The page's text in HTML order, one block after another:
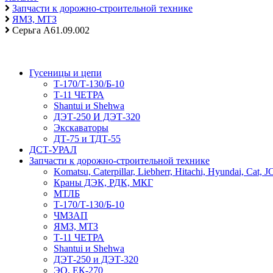
Запчасти к дорожно-строительной технике
ЯМЗ, МТЗ
Серьга А61.09.002
Гусеницы и цепи
Т-170/Т-130/Б-10
Т-11 ЧЕТРА
Shantui и Shehwa
ДЭТ-250 И ДЭТ-320
Экскаваторы
ДТ-75 и ТДТ-55
ДСТ-УРАЛ
Запчасти к дорожно-строительной технике
Komatsu, Caterpillar, Liebherr, Hitachi, Hyundai, Cat,
Краны ДЭК, РДК, МКГ
МТЛБ
Т-170/Т-130/Б-10
ЧМЗАП
ЯМЗ, МТЗ
Т-11 ЧЕТРА
Shantui и Shehwa
ДЭТ-250 и ДЭТ-320
ЭО, ЕК-270